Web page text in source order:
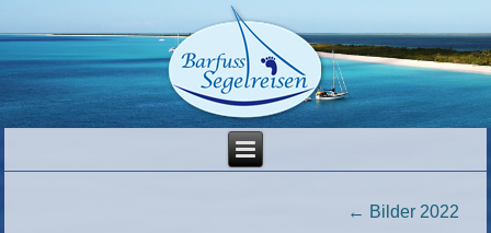
← Bilder 2022